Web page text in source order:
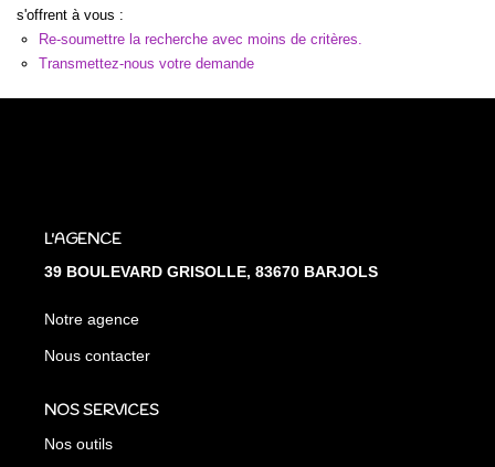
s'offrent à vous :
Re-soumettre la recherche avec moins de critères.
Transmettez-nous votre demande
L'AGENCE
39 BOULEVARD GRISOLLE, 83670 BARJOLS
Notre agence
Nous contacter
NOS SERVICES
Nos outils